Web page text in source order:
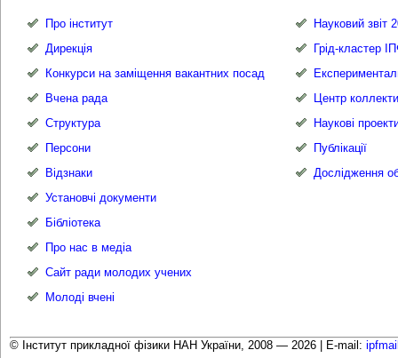
Про інститут
Дирекція
Конкурси на заміщення вакантних посад
Вчена рада
Структура
Персони
Відзнаки
Установчі документи
Бібліотека
Про нас в медіа
Сайт ради молодих учених
Молоді вчені
Науковий звіт
Грід-кластер
Центр
Наукові
Публікації
Дослідження
© Інститут прикладної фізики НАН України, 2008 — 2026 | E-mail: